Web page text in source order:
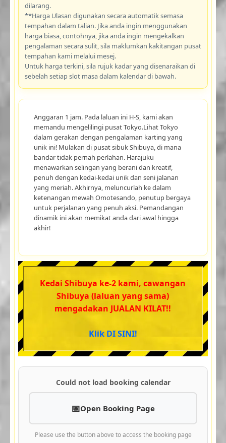
dilarang.
**Harga Ulasan digunakan secara automatik semasa
tempahan dalam talian. Jika anda ingin menggunakan
harga biasa, contohnya, jika anda ingin mengekalkan
pengalaman secara sulit, sila maklumkan kakitangan pusat
tempahan kami melalui mesej.
Untuk harga terkini, sila rujuk kadar yang disenaraikan di
sebelah setiap slot masa dalam kalendar di bawah.
Anggaran 1 jam. Pada laluan ini H-S, kami akan
memandu mengelilingi pusat Tokyo.Lihat Tokyo
dalam gerakan dengan pengalaman karting yang
unik ini! Mulakan di pusat sibuk Shibuya, di mana
bandar tidak pernah perlahan. Harajuku
menawarkan selingan yang berani dan kreatif,
penuh dengan kedai-kedai unik dan seni jalanan
yang meriah. Akhirnya, meluncurlah ke dalam
ketenangan mewah Omotesando, penutup bergaya
untuk perjalanan yang penuh aksi. Pemandangan
dinamik ini akan memikat anda dari awal hingga
akhir!
Kedai Shibuya ke-2 kami, cawangan
Shibuya (laluan yang sama)
mengadakan JUALAN KILAT!!
Klik DI SINI!
Could not load booking calendar
Open Booking Page
Please use the button above to access the booking page